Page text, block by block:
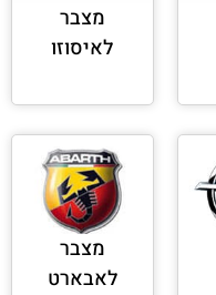
מצבר
לאיסוזו
מצבר
לאבארט